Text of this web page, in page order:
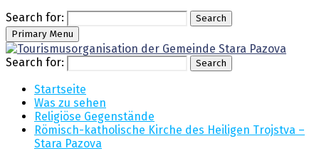
Search for:
Search
Primary Menu
Search for: Search
Startseite
Was zu sehen
Religiöse Gegenstände
Römisch-katholische Kirche des Heiligen Trojstva –
Stara Pazova